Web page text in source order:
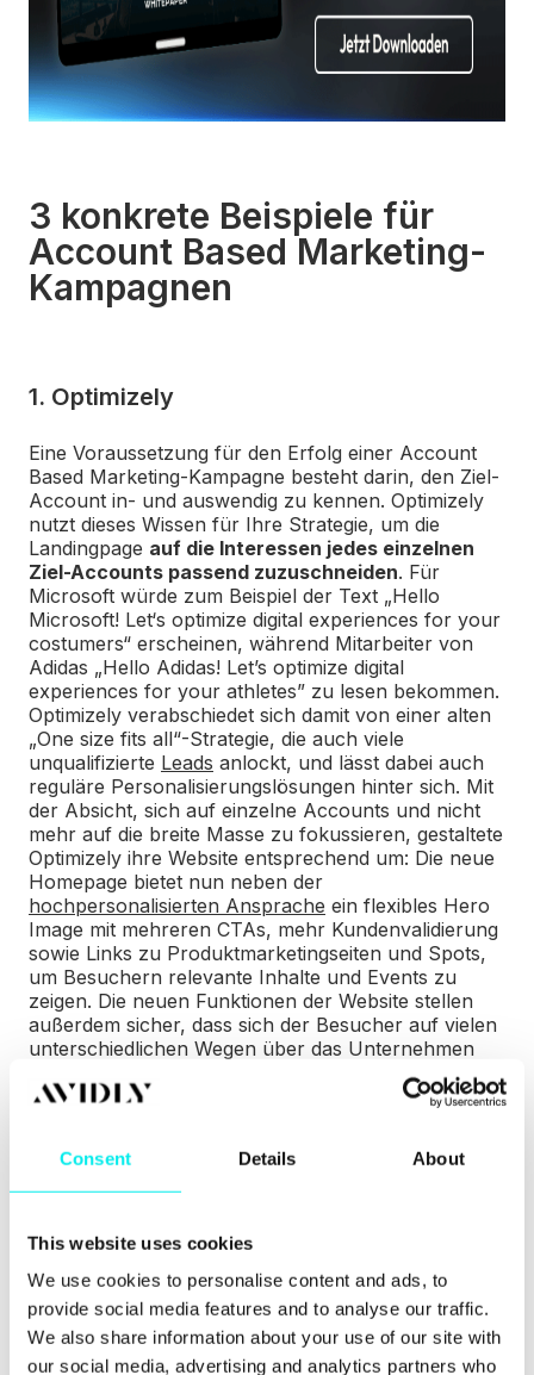
Consent Details About
This website uses cookies
We use cookies to personalise content and ads, to
provide social media features and to analyse our traffic.
We also share information about your use of our site with
our social media, advertising and analytics partners who
3 konkrete Beispiele für
Account Based Marketing-
Kampagnen
1. Optimizely
Eine Voraussetzung für den Erfolg einer Account
Based Marketing-Kampagne besteht darin, den Ziel-
Account in- und auswendig zu kennen. Optimizely
nutzt dieses Wissen für Ihre Strategie, um die
Landingpage auf die Interessen jedes einzelnen
Ziel-Accounts passend zuzuschneiden. Für
Microsoft würde zum Beispiel der Text „Hello
Microsoft! Let‘s optimize digital experiences for your
costumers“ erscheinen, während Mitarbeiter von
Adidas „Hello Adidas! Let’s optimize digital
experiences for your athletes” zu lesen bekommen.
Optimizely verabschiedet sich damit von einer alten
„One size fits all“-Strategie, die auch viele
unqualifizierte Leads anlockt, und lässt dabei auch
reguläre Personalisierungslösungen hinter sich. Mit
der Absicht, sich auf einzelne Accounts und nicht
mehr auf die breite Masse zu fokussieren, gestaltete
Optimizely ihre Website entsprechend um: Die neue
Homepage bietet nun neben der
hochpersonalisierten Ansprache ein flexibles Hero
Image mit mehreren CTAs, mehr Kundenvalidierung
sowie Links zu Produktmarketingseiten und Spots,
um Besuchern relevante Inhalte und Events zu
zeigen. Die neuen Funktionen der Website stellen
außerdem sicher, dass sich der Besucher auf vielen
unterschiedlichen Wegen über das Unternehmen
und dessen Angebot ausführlich informieren kann,
bevor er dazu aufgefordert wird, seine Daten
Elemente auf ihren Seiten für bekannte Ziel-
Accounts. Dies verfolgt den Zweck, das
Nutzererlebnis zu verbessern und die Submission
Rate um mehr als 25 Prozent zu steigern.
GumGum